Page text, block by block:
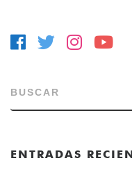
BUSCAR
ENTRADAS